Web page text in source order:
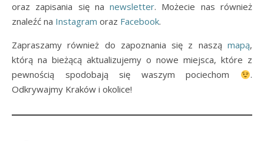
oraz zapisania się nanewsletter. Możecie nas również
znaleźć na Instagram oraz Facebook.
Zapraszamy również do zapoznania się z naszą mapą,
którą na bieżącą aktualizujemy o nowe miejsca, które z
pewnością spodobają się waszym pociechom
.
Odkrywajmy Kraków i okolice!